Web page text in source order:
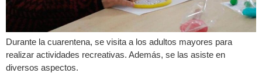
Durante la cuarentena, se visita a los adultos mayores para
realizar actividades recreativas. Además, se las asiste en
diversos aspectos.